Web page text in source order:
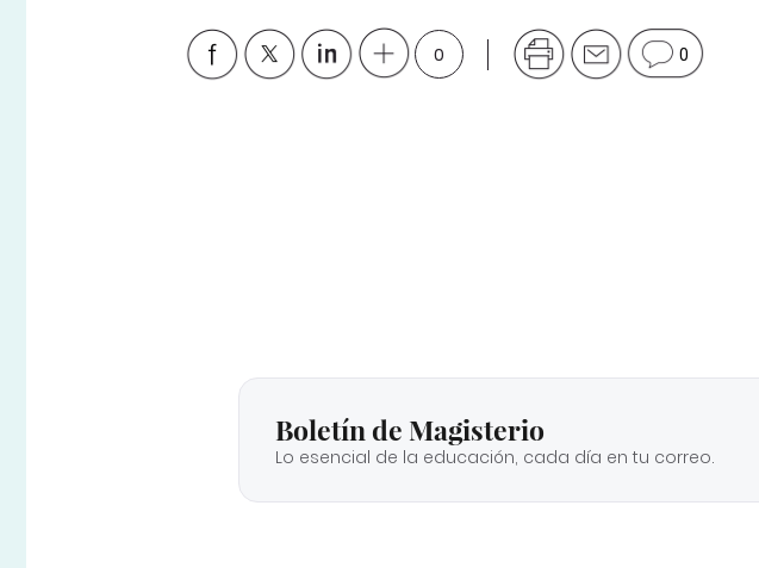
0 0
Boletín de Magisterio
Lo esencial de la educación, cada día en tu correo.